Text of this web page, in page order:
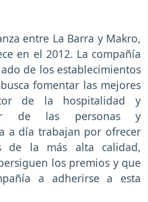
entre La Barra y Makro,
en el 2012. La compañía
de los establecimientos
fomentar las mejores
de la hospitalidad y
de las personas y
a día trabajan por ofrecer
de la más alta calidad,
los premios y que
a adherirse a esta